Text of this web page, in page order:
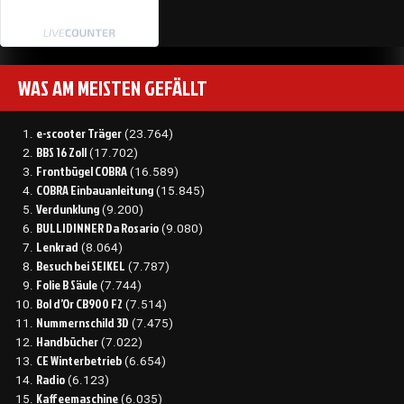
WAS AM MEISTEN GEFÄLLT
e-scooter Träger (23.764)
BBS 16 Zoll (17.702)
Frontbügel COBRA (16.589)
COBRA Einbauanleitung (15.845)
Verdunklung (9.200)
BULLIDINNER Da Rosario (9.080)
Lenkrad (8.064)
Besuch bei SEIKEL (7.787)
Folie B Säule (7.744)
Bol d’Or CB900 F2 (7.514)
Nummernschild 3D (7.475)
Handbücher (7.022)
CE Winterbetrieb (6.654)
Radio (6.123)
Kaffeemaschine (6.035)